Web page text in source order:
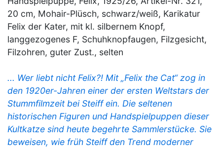
20 cm, Mohair-Plüsch, schwarz/weiß, Karikatur
Felix der Kater, mit kl. silbernem Knopf,
langgezogenes F, Schuhknopfaugen, Filzgesicht,
Filzohren, guter Zust., selten
... Wer liebt nicht Felix?! Mit „Felix the Cat“ zog in
den 1920er-Jahren einer der ersten Weltstars der
Stummfilmzeit bei Steiff ein. Die seltenen
historischen Figuren und Handspielpuppen dieser
Kultkatze sind heute begehrte Sammlerstücke. Sie
beweisen, wie früh Steiff den Trend moderner